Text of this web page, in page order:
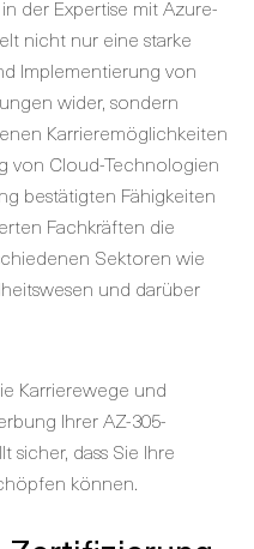
der Expertise mit Azure-
nicht nur eine starke
Implementierung von
wider, sondern
Karrieremöglichkeiten
von Cloud-Technologien
bestätigten Fähigkeiten
Fachkräften die
Sektoren wie
und darüber
Karrierewege und
Ihrer AZ-305-
sicher, dass Sie Ihre
können.